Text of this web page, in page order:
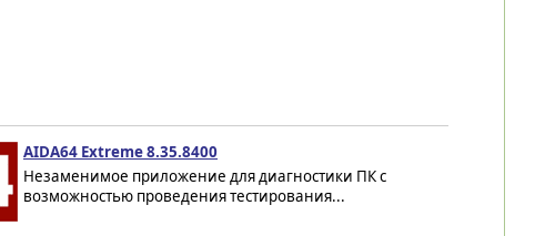
AIDA64 Extreme 8.35.8400
Незаменимое приложение для диагностики ПК с
возможностью проведения тестирования...